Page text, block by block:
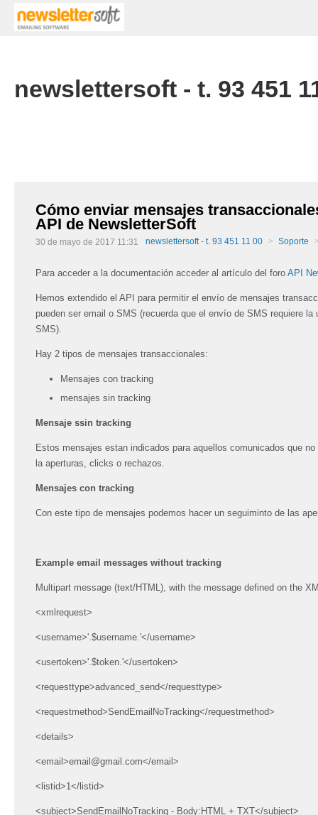
newslettersoft - t. 93 451
Cómo enviar mensajes
API de NewsletterSoft
30 de mayo de 2017 11:31 newslettersoft - t. 93 451 11 00 Soporte
Para acceder a la documentación acceder al artículo del foro API
Hemos extendido el API para permitir el envío de mensajes
pueden ser email o SMS (recuerda que el envío de SMS requiere la
SMS).
Hay 2 tipos de mensajes transaccionales:
Mensajes con tracking
mensajes sin tracking
Mensaje ssin tracking
Estos mensajes estan indicados para aquellos comunicados que
la aperturas, clicks o rechazos.
Mensajes con tracking
Con este tipo de mensajes podemos hacer un seguiminto de las
Example email messages without tracking
Multipart message (text/HTML), with the message defined on the
<xmlrequest>
<username>'.$username.'</username>
<usertoken>'.$token.'</usertoken>
<requesttype>advanced_send</requesttype>
<requestmethod>SendEmailNoTracking</requestmethod>
<details>
<email>email@gmail.com</email>
<listid>1</listid>
<subject>SendEmailNoTracking - Body:HTML + TXT</subject>